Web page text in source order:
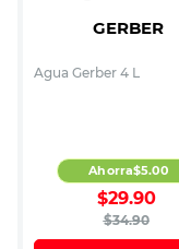
GERBER
Agua Gerber 4 L
$34.90
$29.90
Ahorra$5.00